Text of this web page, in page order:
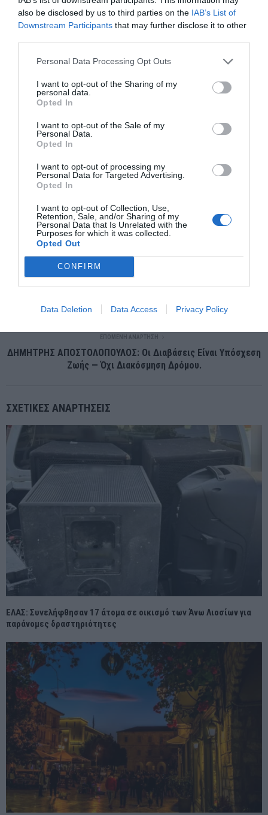
also be disclosed by us to third parties on the IAB’s List of
Downstream Participants that may further disclose it to other
Personal Data Processing Opt Outs
I want to opt-out of the Sharing of my
personal data.
Opted In
I want to opt-out of the Sale of my
Personal Data.
Opted In
I want to opt-out of processing my
Personal Data for Targeted Advertising.
Opted In
I want to opt-out of Collection, Use,
Retention, Sale, and/or Sharing of my
Personal Data that Is Unrelated with the
Purposes for which it was collected.
Opted Out
CONFIRM
Data Deletion Data Access Privacy Policy
Ο Ramesh έγινε σύμβολο ελπίδας, αλλά και οδύνης.
Χιλιάδες άνθρωποι έστειλαν μηνύματα συμπαράστασης, μα
«Δεν νιώθω ήρωας. Είμαι ένας άνθρωπος που επιβίωσε, χωρίς
να ξέρει γιατί».
Η ιστορία του υπενθυμίζει ότι η επιβίωση δεν είναι πάντα
λύτρωση — πολλές φορές είναι το πιο βαρύ φορτίο
Ρεπορτάζ από διεθνή μέσα (BBC, The Guardian, AP, Reuters)
ΜΟΛΥΣΜΕΝΟ ΕΝΑ ΣΤΑ ΤΡΙΑ ΕΤΟΙΜΑ ΨΑΡΙΑ ΣΤΑ ΕΛΛΗΝΙΚΑ
ΕΠΌΜΕΝΗ ΑΝΆΡΤΗΣΗ
ΔΗΜΗΤΡΗΣ ΑΠΟΣΤΟΛΟΠΟΥΛΟΣ: Οι Διαβάσεις Είναι Υπόσχεση
Ζωής — Όχι Διακόσμηση Δρόμου.
ΣΧΕΤΙΚΈΣ ΑΝΑΡΤΉΣΕΙΣ
ΕΛΑΣ: Συνελήφθησαν 17 άτομα σε οικισμό των Άνω Λιοσίων για
παράνομες δραστηριότητες